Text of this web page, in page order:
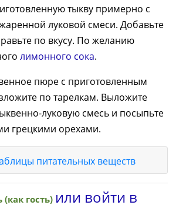
тыкву примерно с
луковой смеси. Добавьте
по вкусу. По желанию
лимонного сока.
пюре с приготовленным
по тарелкам. Выложите
луковую смесь и посыпьте
грецкими орехами.
питательных веществ
гость) или войти в